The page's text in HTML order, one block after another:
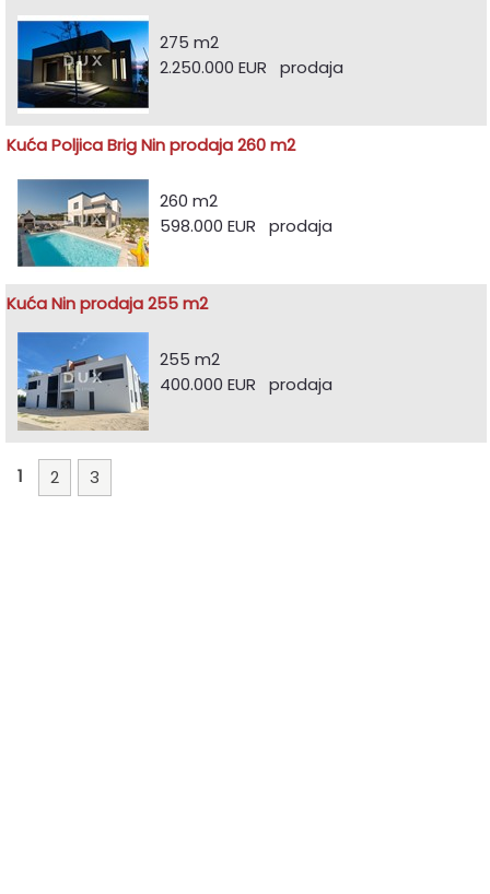
275 m2
2.250.000 EUR prodaja
Kuća Poljica Brig Nin prodaja 260 m2
260 m2
598.000 EUR prodaja
Kuća Nin prodaja 255 m2
255 m2
400.000 EUR prodaja
1 2 3